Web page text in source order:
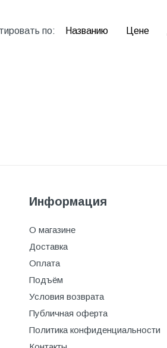
по: Названию Цене
Информация
О магазине
Доставка
Оплата
Подъём
Условия возврата
Публичная оферта
Политика конфиденциальности